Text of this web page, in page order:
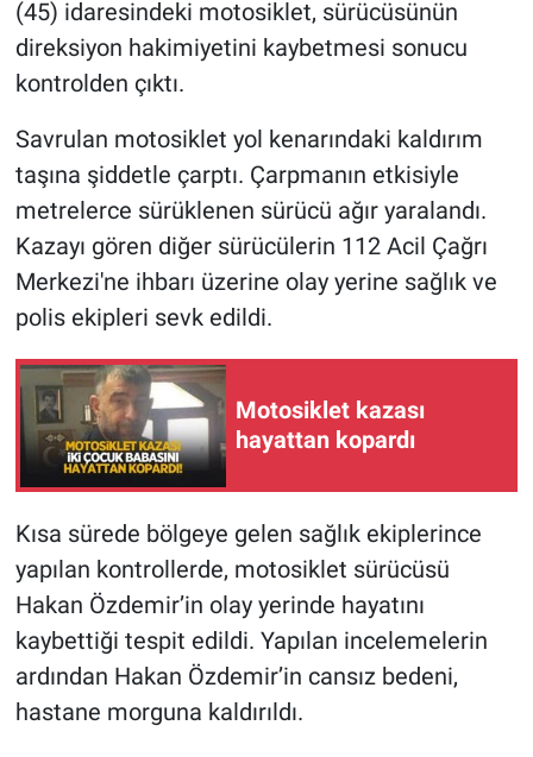
(45) idaresindeki motosiklet, sürücüsünün
direksiyon hakimiyetini kaybetmesi sonucu
kontrolden çıktı.
Savrulan motosiklet yol kenarındaki kaldırım
taşına şiddetle çarptı. Çarpmanın etkisiyle
metrelerce sürüklenen sürücü ağır yaralandı.
Kazayı gören diğer sürücülerin 112 Acil Çağrı
Merkezi'ne ihbarı üzerine olay yerine sağlık ve
polis ekipleri sevk edildi.
Motosiklet kazası
hayattan kopardı
Kısa sürede bölgeye gelen sağlık ekiplerince
yapılan kontrollerde, motosiklet sürücüsü
Hakan Özdemir’in olay yerinde hayatını
kaybettiği tespit edildi. Yapılan incelemelerin
ardından Hakan Özdemir’in cansız bedeni,
hastane morguna kaldırıldı.